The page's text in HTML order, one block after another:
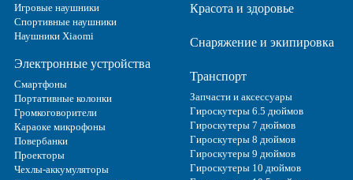
Игровые наушники
Спортивные наушники
Наушники Xiaomi
Электронные устройства
Смартфоны
Портативные колонки
Громкоговорители
Караоке микрофоны
Повербанки
Проекторы
Чехлы-аккумуляторы
Красота и здоровье
Снаряжение и экипировка
Транспорт
Запчасти и аксессуары
Гироскутеры 6.5 дюймов
Гироскутеры 7 дюймов
Гироскутеры 8 дюймов
Гироскутеры 9 дюймов
Гироскутеры 10 дюймов